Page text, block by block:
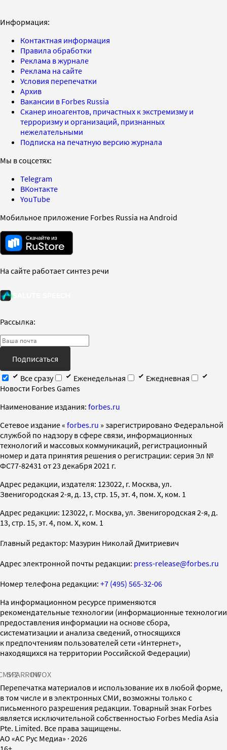
Информация:
Контактная информация
Правила обработки
Реклама в журнале
Реклама на сайте
Условия перепечатки
Архив
Вакансии в Forbes Russia
Сканер иноагентов, причастных к экстремизму и
терроризму и организаций, признанных
нежелательными
Подписка на печатную версию журнала
Мы в соцсетях:
Telegram
ВКонтакте
YouTube
Мобильное приложение Forbes Russia на Android
На сайте работает синтез речи
Рассылка:
Подписаться
Все сразу
Еженедельная
Ежедневная
Новости Forbes Games
Наименование издания: forbes.ru
Cетевое издание « forbes.ru » зарегистрировано Федеральной
службой по надзору в сфере связи, информационных
технологий и массовых коммуникаций, регистрационный
номер и дата принятия решения о регистрации: серия Эл №
ФС77-82431 от 23 декабря 2021 г.
Адрес редакции, издателя: 123022, г. Москва, ул.
Звенигородская 2-я, д. 13, стр. 15, эт. 4, пом. X, ком. 1
Адрес редакции: 123022, г. Москва, ул. Звенигородская 2-я, д.
13, стр. 15, эт. 4, пом. X, ком. 1
Главный редактор: Мазурин Николай Дмитриевич
Адрес электронной почты редакции: press-release@forbes.ru
Номер телефона редакции: +7 (495) 565-32-06
На информационном ресурсе применяются
рекомендательные технологии (информационные технологии
предоставления информации на основе сбора,
систематизации и анализа сведений, относящихся
к предпочтениям пользователей сети «Интернет»,
находящихся на территории Российской Федерации)
SPARROWINFOX
Перепечатка материалов и использование их в любой форме,
в том числе и в электронных СМИ, возможны только с
письменного разрешения редакции. Товарный знак Forbes
является исключительной собственностью Forbes Media Asia
Pte. Limited. Все права защищены.
AO «АС Рус Медиа» · 2026